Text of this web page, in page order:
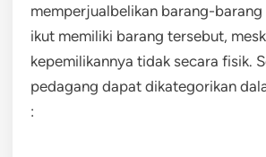
memperjualbelikan barang-
ikut memiliki barang tersebut,
kepemilikannya tidak secara fisik.
pedagang dapat dikategorikan
: